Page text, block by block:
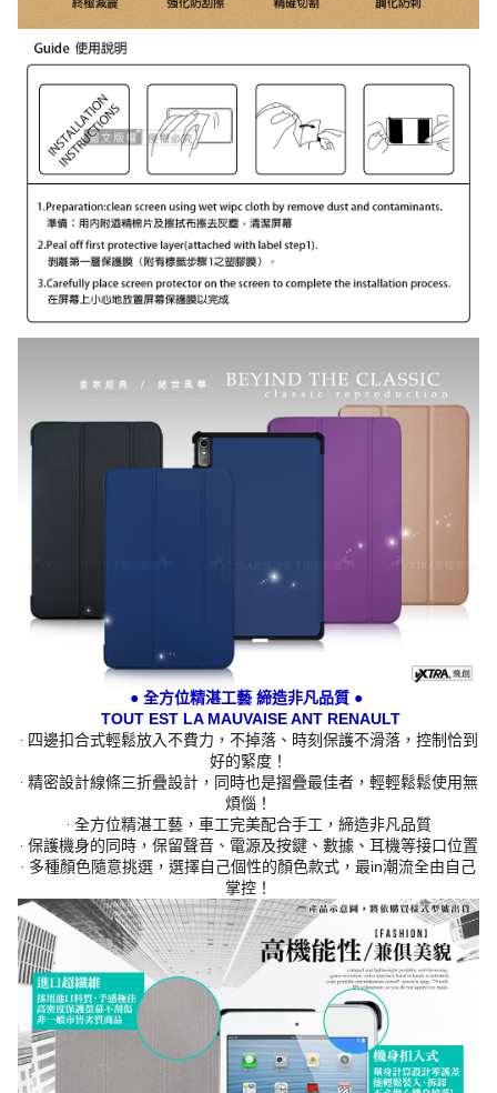
● 全方位精湛工藝 締造非凡品質 ●
TOUT EST LA MAUVAISE ANT RENAULT
‧ 四邊扣合式輕鬆放入不費力，不掉落、時刻保護不滑落，控制恰到
好的緊度！
‧ 精密設計線條三折疊設計，同時也是摺疊最佳者，輕輕鬆鬆使用無
煩惱！
‧ 全方位精湛工藝，車工完美配合手工，締造非凡品質
‧ 保護機身的同時，保留聲音、電源及按鍵、數據、耳機等接口位置
‧ 多種顏色隨意挑選，選擇自己個性的顏色款式，最in潮流全由自己
掌控！